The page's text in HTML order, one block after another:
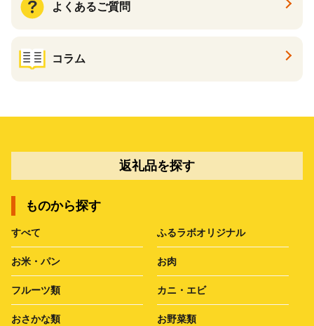
よくあるご質問
コラム
返礼品を探す
ものから探す
すべて ふるラボオリジナル
お米・パン お肉
フルーツ類 カニ・エビ
おさかな類 お野菜類